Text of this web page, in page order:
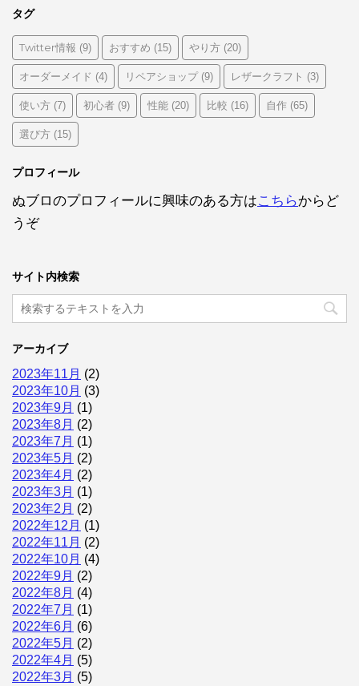
タグ
Twitter情報 (9) おすすめ (15) やり方 (20)
オーダーメイド (4) リペアショップ(9) レザークラフト (3)
使い方 (7) 初心者 (9) 性能 (20) 比較 (16) 自作 (65)
選び方 (15)
プロフィール
ぬブロのプロフィールに興味のある方はこちらからど
うぞ
サイト内検索
アーカイブ
2023年11月 (2)
2023年10月 (3)
2023年9月 (1)
2023年8月 (2)
2023年7月 (1)
2023年5月 (2)
2023年4月 (2)
2023年3月 (1)
2023年2月 (2)
2022年12月 (1)
2022年11月 (2)
2022年10月 (4)
2022年9月 (2)
2022年8月 (4)
2022年7月 (1)
2022年6月 (6)
2022年5月 (2)
2022年4月 (5)
2022年3月 (5)